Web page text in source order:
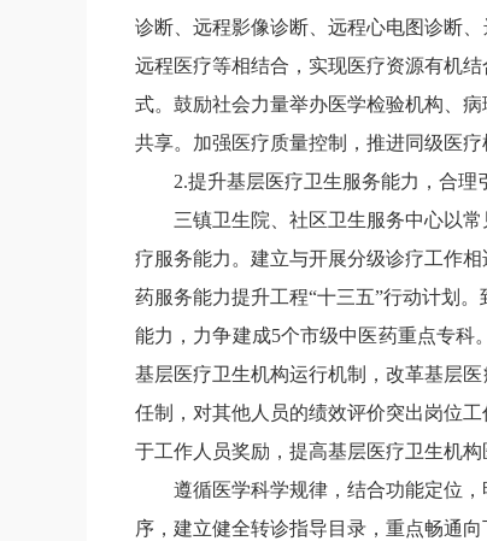
诊断、远程影像诊断、远程心电图诊断
远程医疗等相结合，实现医疗资源有机
式。鼓励社会力量举办医学检验机构、
共享。加强医疗质量控制，推进同级医
2.提升基层医疗卫生服务能力，合理
三镇卫生院、社区卫生服务中心以
疗服务能力。建立与开展分级诊疗工作
药服务能力提升工程“十三五”行动计划。
能力，力争建成5个市级中医药重点专科
基层医疗卫生机构运行机制，改革基层
任制，对其他人员的绩效评价突出岗位
于工作人员奖励，提高基层医疗卫生机
遵循医学科学规律，结合功能定位
序，建立健全转诊指导目录，重点畅通